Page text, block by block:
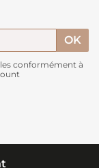
conformément à